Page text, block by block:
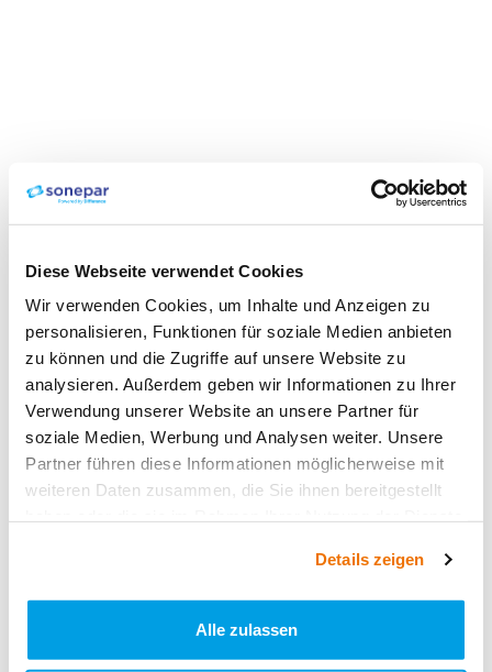
Diese Webseite verwendet Cookies
Wir verwenden Cookies, um Inhalte und Anzeigen zu
personalisieren, Funktionen für soziale Medien anbieten
zu können und die Zugriffe auf unsere Website zu
analysieren. Außerdem geben wir Informationen zu Ihrer
Verwendung unserer Website an unsere Partner für
soziale Medien, Werbung und Analysen weiter. Unsere
Partner führen diese Informationen möglicherweise mit
weiteren Daten zusammen, die Sie ihnen bereitgestellt
Details zeigen
Alle zulassen